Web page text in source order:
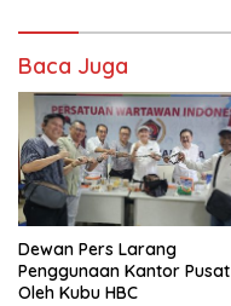
Baca Juga
Dewan Pers Larang
Penggunaan Kantor Pusat
Oleh Kubu HBC